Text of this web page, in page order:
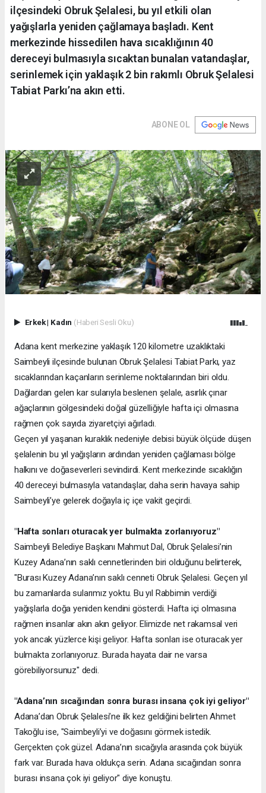
ilçesindeki Obruk Şelalesi, bu yıl etkili olan
yağışlarla yeniden çağlamaya başladı. Kent
merkezinde hissedilen hava sıcaklığının 40
dereceyi bulmasıyla sıcaktan bunalan vatandaşlar,
serinlemek için yaklaşık 2 bin rakımlı Obruk Şelalesi
Tabiat Parkı’na akın etti.
ABONE OL
Erkek| Kadın (Haberi Sesli Oku)
Adana kent merkezine yaklaşık 120 kilometre uzaklıktaki
Saimbeyli ilçesinde bulunan Obruk Şelalesi Tabiat Parkı, yaz
sıcaklarından kaçanların serinleme noktalarından biri oldu.
Dağlardan gelen kar sularıyla beslenen şelale, asırlık çınar
ağaçlarının gölgesindeki doğal güzelliğiyle hafta içi olmasına
rağmen çok sayıda ziyaretçiyi ağırladı.
Geçen yıl yaşanan kuraklık nedeniyle debisi büyük ölçüde düşen
şelalenin bu yıl yağışların ardından yeniden çağlaması bölge
halkını ve doğaseverleri sevindirdi. Kent merkezinde sıcaklığın
40 dereceyi bulmasıyla vatandaşlar, daha serin havaya sahip
Saimbeyli’ye gelerek doğayla iç içe vakit geçirdi.
"Hafta sonları oturacak yer bulmakta zorlanıyoruz"
Saimbeyli Belediye Başkanı Mahmut Dal, Obruk Şelalesi’nin
Kuzey Adana’nın saklı cennetlerinden biri olduğunu belirterek,
"Burası Kuzey Adana’nın saklı cenneti Obruk Şelalesi. Geçen yıl
bu zamanlarda sularımız yoktu. Bu yıl Rabbimin verdiği
yağışlarla doğa yeniden kendini gösterdi. Hafta içi olmasına
rağmen insanlar akın akın geliyor. Elimizde net rakamsal veri
yok ancak yüzlerce kişi geliyor. Hafta sonları ise oturacak yer
bulmakta zorlanıyoruz. Burada hayata dair ne varsa
görebiliyorsunuz" dedi.
"Adana’nın sıcağından sonra burası insana çok iyi geliyor"
Adana’dan Obruk Şelalesi’ne ilk kez geldiğini belirten Ahmet
Takoğlu ise, "Saimbeyli’yi ve doğasını görmek istedik.
Gerçekten çok güzel. Adana’nın sıcağıyla arasında çok büyük
fark var. Burada hava oldukça serin. Adana sıcağından sonra
burası insana çok iyi geliyor" diye konuştu.